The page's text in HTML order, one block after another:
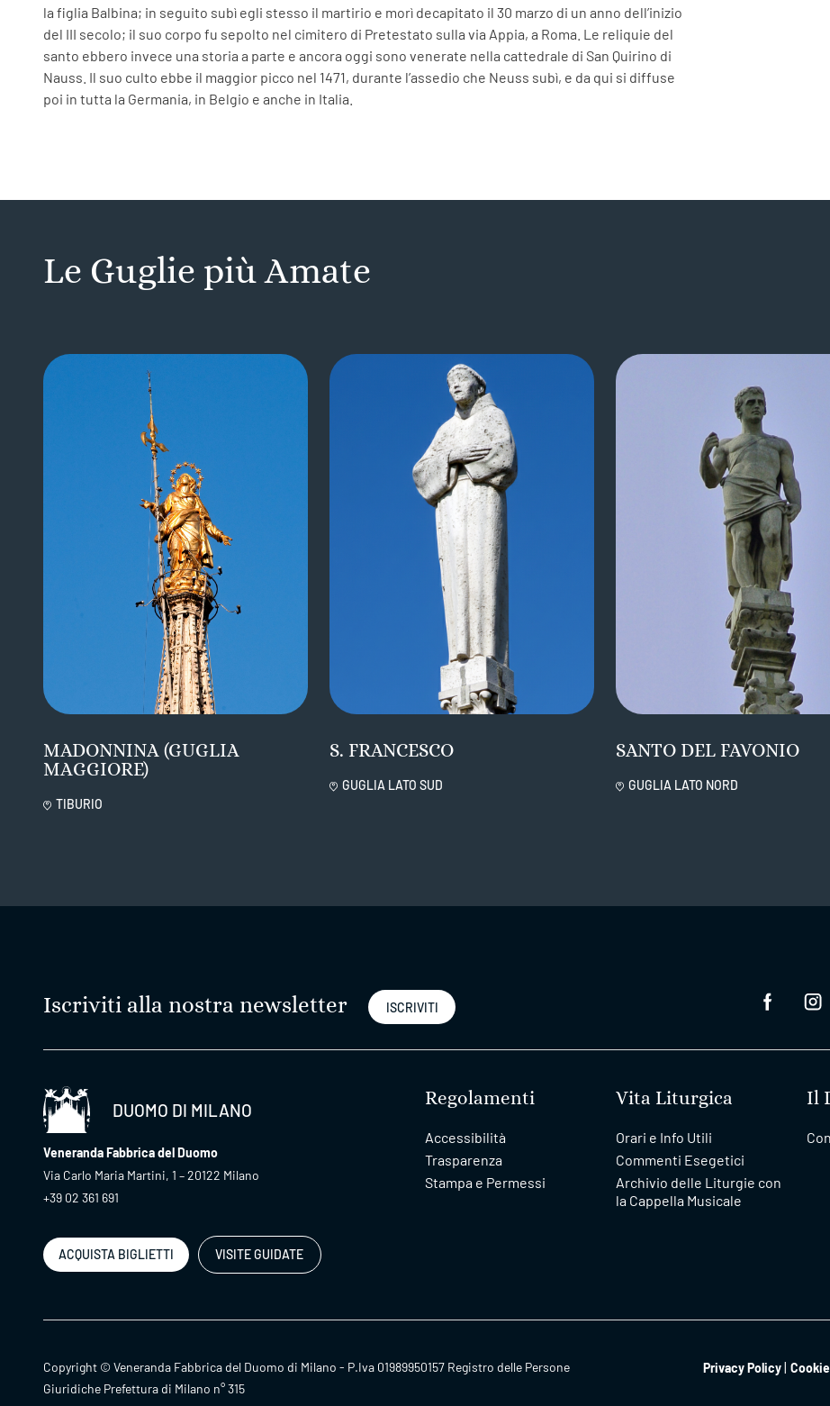
la figlia Balbina; in seguito subì egli stesso il martirio e morì decapitato il 30 marzo di un anno dell’inizio
del III secolo; il suo corpo fu sepolto nel cimitero di Pretestato sulla via Appia, a Roma. Le reliquie del
santo ebbero invece una storia a parte e ancora oggi sono venerate nella cattedrale di San Quirino di
Nauss. Il suo culto ebbe il maggior picco nel 1471, durante l’assedio che Neuss subì, e da qui si diffuse
poi in tutta la Germania, in Belgio e anche in Italia.
Le Guglie più Amate
MADONNINA (GUGLIA
MAGGIORE)
TIBURIO
S. FRANCESCO
GUGLIA LATO SUD
SANTO DEL FAVONIO
GUGLIA LATO NORD
Iscriviti alla nostra newsletter ISCRIVITI
DUOMO DI MILANO
Veneranda Fabbrica del Duomo
Via Carlo Maria Martini, 1 – 20122 Milano
+39 02 361 691
ACQUISTA BIGLIETTI VISITE GUIDATE
Regolamenti
Accessibilità
Trasparenza
Stampa e Permessi
Vita Liturgica
Orari e Info Utili
Commenti Esegetici
Archivio delle Liturgie con
la Cappella Musicale
Il
Copyright © Veneranda Fabbrica del Duomo di Milano - P.Iva 01989950157 Registro delle Persone
Giuridiche Prefettura di Milano n° 315
Privacy Policy